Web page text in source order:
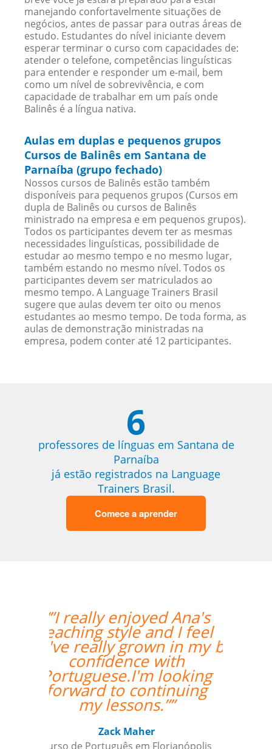
manejando confortavelmente situações de
negócios, antes de passar para outras áreas de
estudo. Estudantes do nível iniciante devem
esperar terminar o curso com capacidades de:
atender o telefone, competências linguísticas
para entender e responder um e-mail, bem
como um nível de sobrevivência, e com
capacidade de trabalhar em um país onde
Balinês é a língua nativa.
Aulas em duplas e pequenos grupos
Cursos de Balinês em Santana de
Parnaíba (grupo fechado)
Nossos cursos de Balinês estão também
disponíveis para pequenos grupos (Cursos em
dupla de Balinês ou cursos de Balinês
ministrado na empresa e em pequenos grupos).
Todos os participantes devem ter as mesmas
necessidades linguísticas, possibilidade de
estudar ao mesmo tempo e no mesmo lugar,
também estando no mesmo nível. Todos os
participantes devem ser matriculados ao
mesmo tempo. A Language Trainers Brasil
sugere que aulas devem ter oito ou menos
estudantes ao mesmo tempo. De toda forma, as
aulas de demonstração ministradas na
empresa, podem conter até 12 participantes.
6
professores de línguas em Santana de
Parnaíba
já estão registrados na Language
Trainers Brasil.
Comece a aprender
“”Angelica, minha
professora, fez um
bom trabalho trazendo
termos relacionados
aos negócios /
escritório, e as
ensinando de uma
forma prática e
incorporada com a